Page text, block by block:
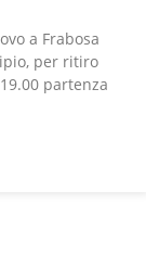
a Frabosa
per ritiro
partenza